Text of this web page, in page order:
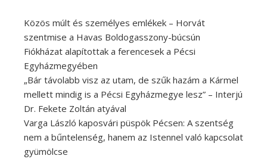
Közös múlt és személyes emlékek – Horvát
szentmise a Havas Boldogasszony-búcsún
Fiókházat alapítottak a ferencesek a Pécsi
Egyházmegyében
„Bár távolabb visz az utam, de szűk hazám a Kármel
mellett mindig is a Pécsi Egyházmegye lesz” – Interjú
Dr. Fekete Zoltán atyával
Varga László kaposvári püspök Pécsen: A szentség
nem a bűntelenség, hanem az Istennel való kapcsolat
gyümölcse